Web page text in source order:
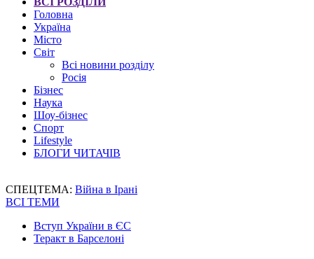
Головна
Україна
Місто
Світ
Всі новини розділу
Росія
Бізнес
Наука
Шоу-бізнес
Спорт
Lifestyle
БЛОГИ ЧИТАЧІВ
СПЕЦТЕМА: Війна в Ірані
ВСІ ТЕМИ
Вступ України в ЄС
Теракт в Барселоні